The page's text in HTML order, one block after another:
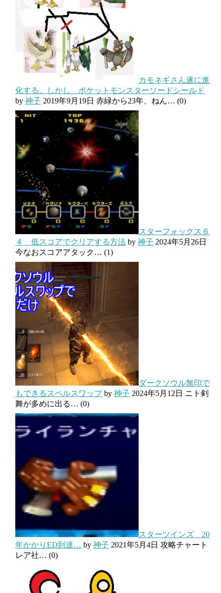
カモネギさん遂に進
化する。しかし ポケットモンスターソードシールド
by 神子 2019年9月19日 赤緑から23年、ねん… (0)
スターフォックス６
４ 低スコアでクリアする方法 by 神子 2024年5月26日
今なおスコアアタック… (1)
ダークソウル無印で
もできるスペルスワップby 神子 2024年5月12日 ニト剣
舞が多めに出る… (0)
スターツインズ 20
年かかりED到達… by 神子 2021年5月4日 攻略チャート
レア社… (0)